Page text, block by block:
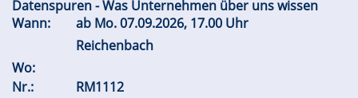
Datenspuren - Was Unternehmen über uns wissen
Wann:
ab Mo.07.09.2026, 17.00 Uhr
Reichenbach
Wo:
Nr.:
RM1112